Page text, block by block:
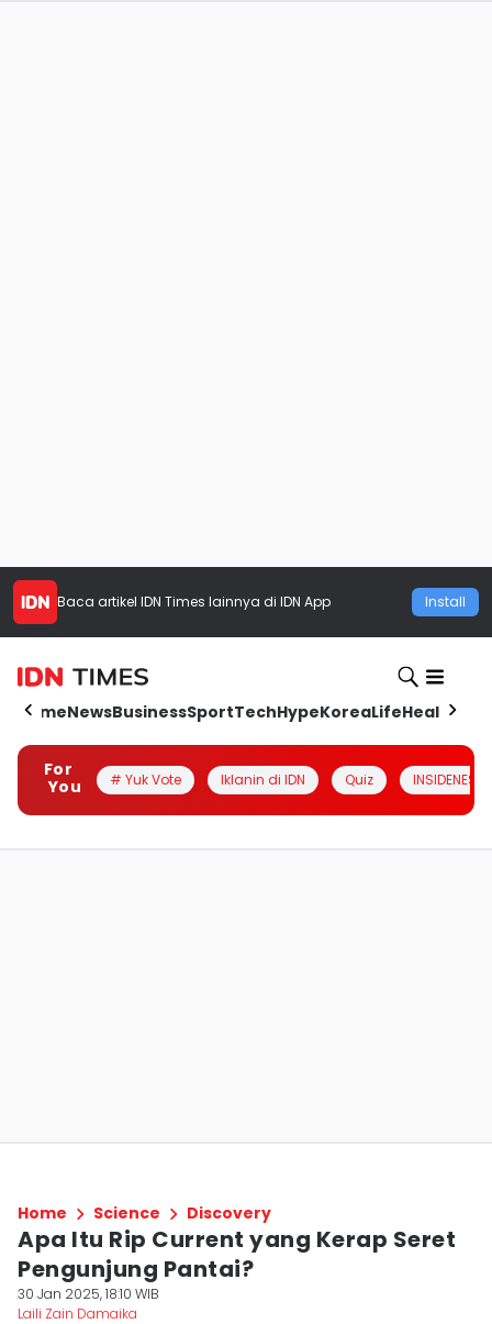
Baca artikel IDN Times lainnya di IDN App Install
HomeNewsBusinessSportTechHypeKoreaLifeHealth
For
You
# Yuk Vote Iklanin di IDN Quiz INSIDENESIA
Home Science Discovery
Apa Itu Rip Current yang Kerap Seret
Pengunjung Pantai?
30 Jan 2025, 18:10 WIB
Laili Zain Damaika